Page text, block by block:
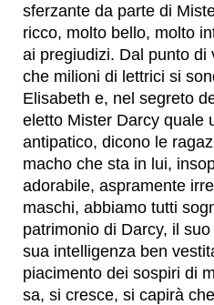
sferzante da parte di
ricco, molto bello, molto
ai pregiudizi. Dal punto di
che milioni di lettrici si
Elisabeth e, nel segreto
eletto Mister Darcy quale
antipatico, dicono le
macho che sta in lui,
adorabile, aspramente
maschi, abbiamo tutti
patrimonio di Darcy, il
sua intelligenza ben
piacimento dei sospiri di
sa, si cresce, si capirà